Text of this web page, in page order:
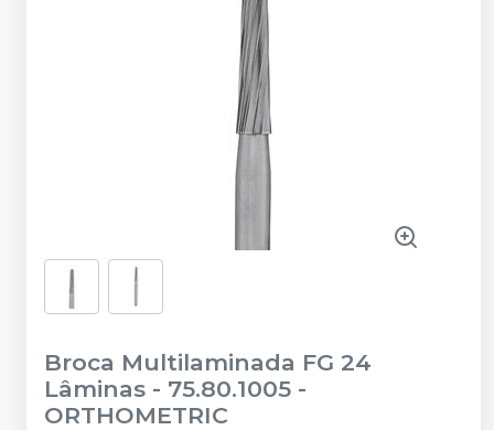
Broca Multilaminada FG 24
Lâminas - 75.80.1005 -
ORTHOMETRIC